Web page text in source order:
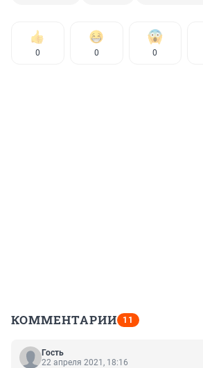
0 0 0
КОММЕНТАРИИ 11
Гость
22 апреля 2021, 18:16